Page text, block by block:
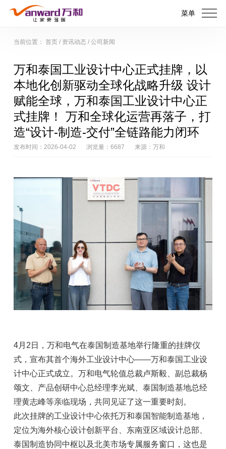
菜单
当前位置： 首页/ 资讯动态 / 公司新闻
万和泰国工业设计中心正式挂牌，以
本地化创新驱动全球化战略升级 设计
赋能全球，万和泰国工业设计中心正
式挂牌！ 万和全球化运营再落子，打
造“设计-制造-交付”全链路能力闭环
发布时间：2026-04-02 浏览量：6687 来源：万和
4月2日，万和电气在泰国制造基地举行隆重的挂牌仪
式，宣布其首个海外工业设计中心——万和泰国工业设
计中心正式成立。万和电气轮值总裁卢斯毅、副总裁杨
颂文、产品创研中心总经理李光斌、泰国制造基地总经
理黄志峰等亲临现场，共同见证了这一重要时刻。
此次挂牌的工业设计中心依托万和泰国智能制造基地，
定位为海外核心设计创新平台、东南亚区域设计总部、
泰国制造协同中枢以及北美市场专属服务窗口，这也是